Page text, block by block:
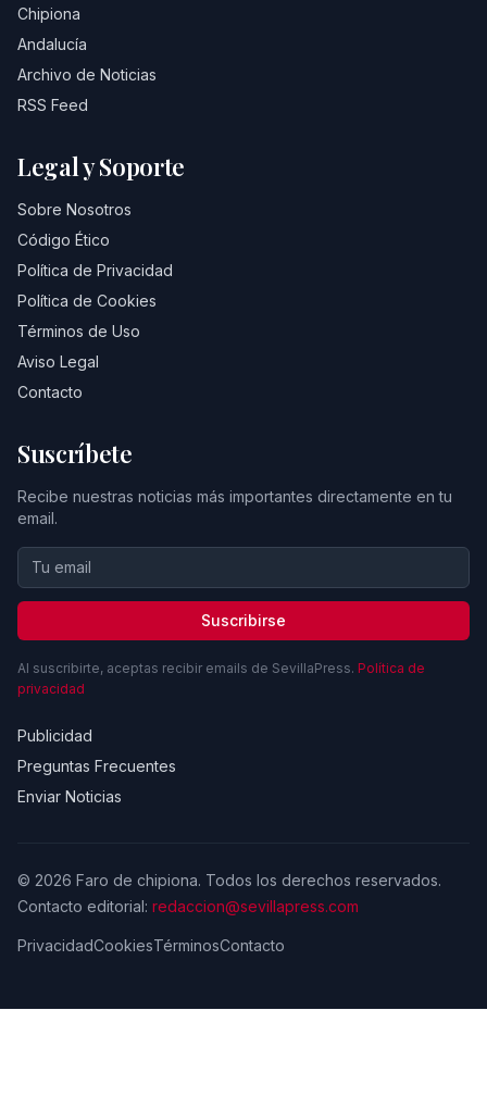
Chipiona
Andalucía
Archivo de Noticias
RSS Feed
Legal y Soporte
Sobre Nosotros
Código Ético
Política de Privacidad
Política de Cookies
Términos de Uso
Aviso Legal
Contacto
Suscríbete
Recibe nuestras noticias más importantes directamente en tu
email.
Suscribirse
Al suscribirte, aceptas recibir emails de SevillaPress. Política de
privacidad
Publicidad
Preguntas Frecuentes
Enviar Noticias
© 2026 Faro de chipiona. Todos los derechos reservados.
Contacto editorial: redaccion@sevillapress.com
PrivacidadCookiesTérminosContacto